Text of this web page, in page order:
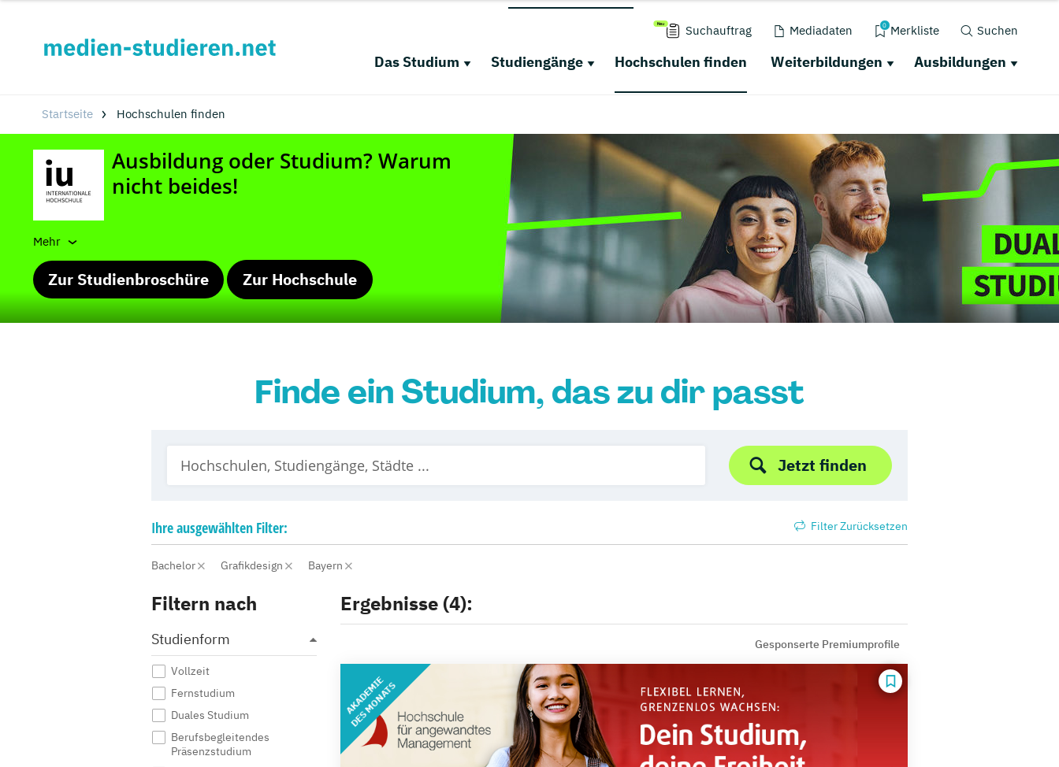
Suchauftrag Mediadaten 0 Merkliste Suchen
Das Studium Studiengänge Hochschulen finden Weiterbildungen Ausbildungen
Startseite Hochschulen finden
Mehr
Zur Studienbroschüre Zur Hochschule
Finde ein Studium, das zu dir passt
Jetzt finden
Ihreausgewählten Filter: Filter Zurücksetzen
Bachelor Grafikdesign Bayern
Filtern nach
Studienform
Vollzeit
Fernstudium
Duales Studium
Berufsbegleitendes
Präsenzstudium
Ergebnisse (4):
Gesponserte Premiumprofile
AKADEMIE
DES MONATS